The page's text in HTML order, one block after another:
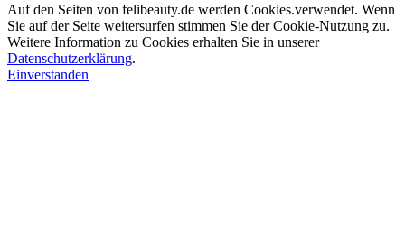
Auf den Seiten von felibeauty.de werden Cookies.verwendet. Wenn
Sie auf der Seite weitersurfen stimmen Sie der Cookie-Nutzung zu.
Weitere Information zu Cookies erhalten Sie in unserer
Datenschutzerklärung.
Einverstanden